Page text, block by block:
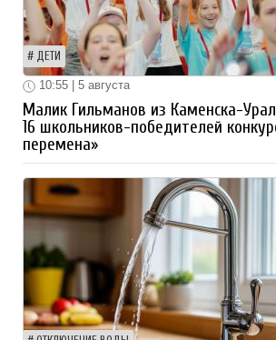
ДЕТИ
10:55 | 5 августа
Малик Гильманов из Каменска-
16 школьников-победителей
перемена»